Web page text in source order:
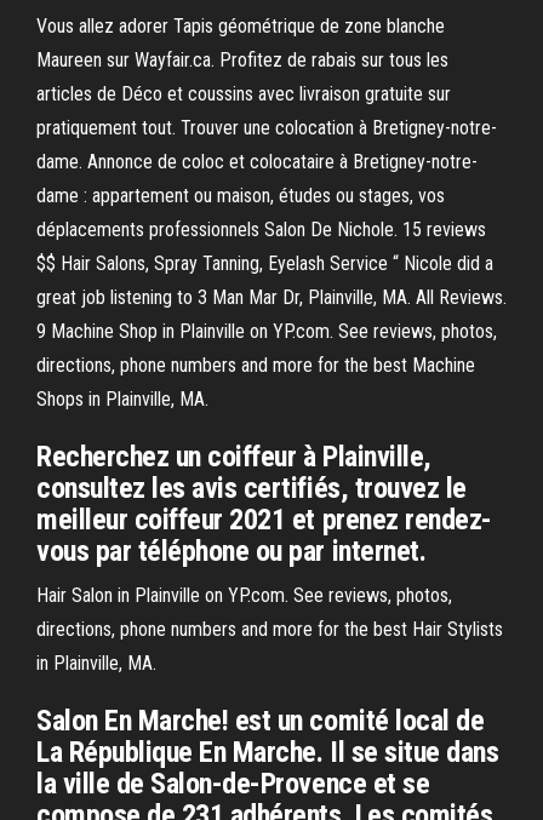
Vous allez adorer Tapis géométrique de zone blanche
Maureen sur Wayfair.ca. Profitez de rabais sur tous les
articles de Déco et coussins avec livraison gratuite sur
pratiquement tout. Trouver une colocation à Bretigney-notre-
dame. Annonce de coloc et colocataire à Bretigney-notre-
dame : appartement ou maison, études ou stages, vos
déplacements professionnels Salon De Nichole. 15 reviews
$$ Hair Salons, Spray Tanning, Eyelash Service “ Nicole did a
great job listening to 3 Man Mar Dr, Plainville, MA. All Reviews.
9 Machine Shop in Plainville on YP.com. See reviews, photos,
directions, phone numbers and more for the best Machine
Shops in Plainville, MA.
Recherchez un coiffeur à Plainville,
consultez les avis certifiés, trouvez le
meilleur coiffeur 2021 et prenez rendez-
vous par téléphone ou par internet.
Hair Salon in Plainville on YP.com. See reviews, photos,
directions, phone numbers and more for the best Hair Stylists
in Plainville, MA.
Salon En Marche! est un comité local de
La République En Marche. Il se situe dans
la ville de Salon-de-Provence et se